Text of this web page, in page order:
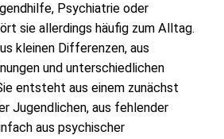
Psychiatrie oder
sie allerdings häufig zum Alltag.
kleinen Differenzen, aus
und unterschiedlichen
entsteht aus einem zunächst
Jugendlichen, aus fehlender
aus psychischer